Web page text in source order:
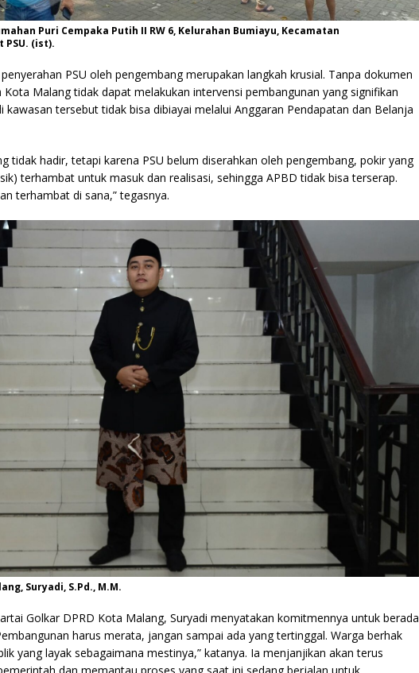
Puri Cempaka Putih II RW 6, Kelurahan Bumiayu, Kecamatan
(ist).
PSU oleh pengembang merupakan langkah krusial. Tanpa dokumen
Kota Malang tidak dapat melakukan intervensi pembangunan yang signifikan
kawasan tersebut tidak bisa dibiayai melalui Anggaran Pendapatan dan Belanja
tidak hadir, tetapi karena PSU belum diserahkan oleh pengembang, pokir yang
terhambat untuk masuk dan realisasi, sehingga APBD tidak bisa terserap.
terhambat di sana,” tegasnya.
Suryadi, S.Pd., M.M.
Golkar DPRD Kota Malang, Suryadi menyatakan komitmennya untuk berada
harus merata, jangan sampai ada yang tertinggal. Warga berhak
yang layak sebagaimana mestinya,” katanya. Ia menjanjikan akan terus